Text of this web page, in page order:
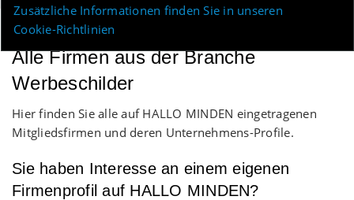
Zusätzliche Informationen finden Sie in unseren
Cookie-Richtlinien
Alle Firmen aus der Branche
Werbeschilder
Hier finden Sie alle auf HALLO MINDEN eingetragenen
Mitgliedsfirmen und deren Unternehmens-Profile.
Sie haben Interesse an einem eigenen
Firmenprofil auf HALLO MINDEN?